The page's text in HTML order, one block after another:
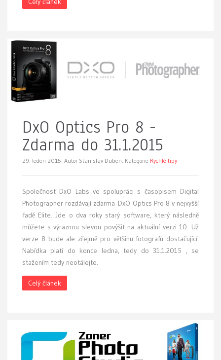
DxO Optics Pro 8 -
Zdarma do 31.1.2015
29. leden 2015. Autor Stanislav Duben. Kategorie Rychlé tipy
Společnost DxO Labs ve spolupráci s časopisem Digital
Photographer rozdávají zdarma DxO Optics Pro 8 v nejvyšší
řadě Elite. Jde o dva roky starý software, který následně
můžete s výraznou slevou povýšit na aktuální verzi 10. Už
verze 8 bude ale zřejmě pro většinu fotografů dostačující.
Nabídka platí do konce ledna, tedy do 31.1.2015 , se
stažením tedy neotálejte.
Celý článek